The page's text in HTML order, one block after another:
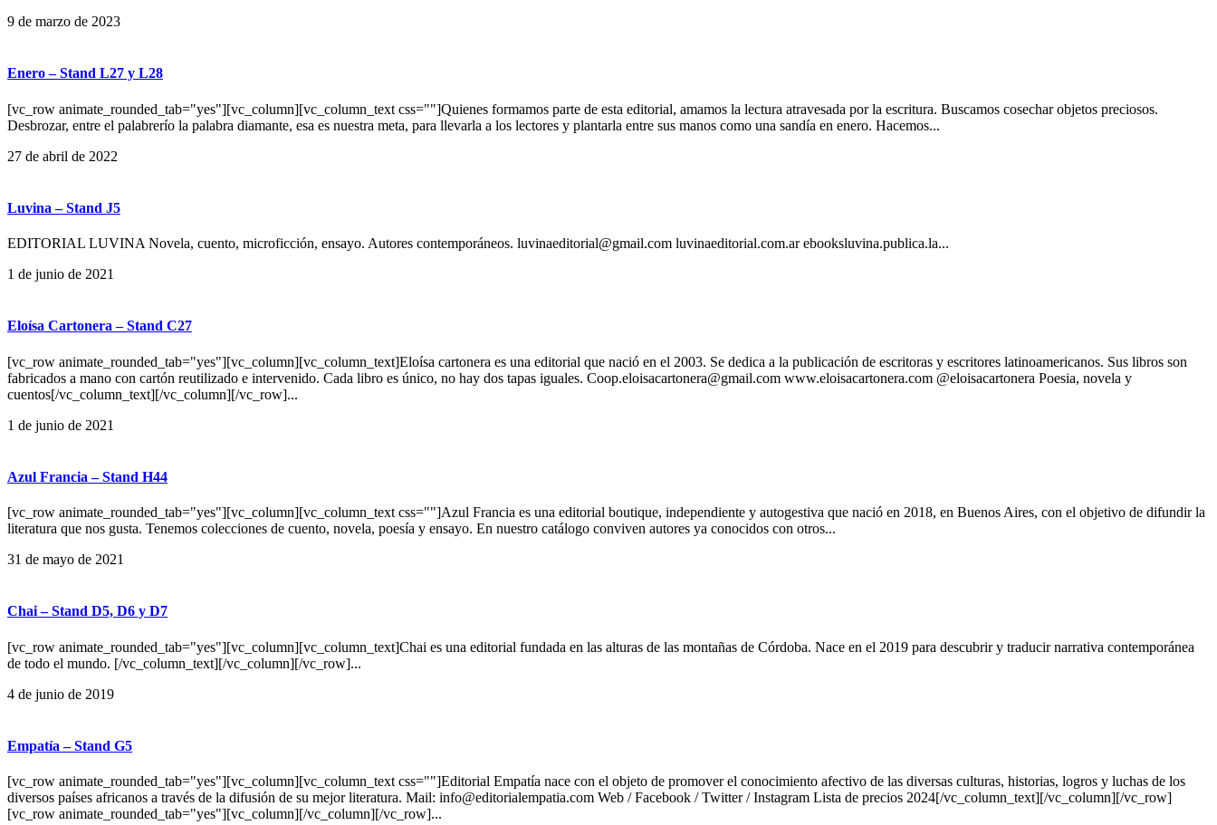
9 de marzo de 2023
Enero – Stand L27 y L28
[vc_row animate_rounded_tab="yes"][vc_column][vc_column_text css=""]Quienes formamos parte de esta editorial, amamos la lectura atravesada por la escritura. Buscamos cosechar objetos preciosos.
Desbrozar, entre el palabrerío la palabra diamante, esa es nuestra meta, para llevarla a los lectores y plantarla entre sus manos como una sandía en enero. Hacemos...
27 de abril de 2022
Luvina – Stand J5
EDITORIAL LUVINA Novela, cuento, microficción, ensayo. Autores contemporáneos. luvinaeditorial@gmail.com luvinaeditorial.com.ar ebooksluvina.publica.la...
1 de junio de 2021
Eloísa Cartonera – Stand C27
[vc_row animate_rounded_tab="yes"][vc_column][vc_column_text]Eloísa cartonera es una editorial que nació en el 2003. Se dedica a la publicación de escritoras y escritores latinoamericanos. Sus libros son
fabricados a mano con cartón reutilizado e intervenido. Cada libro es único, no hay dos tapas iguales. Coop.eloisacartonera@gmail.com www.eloisacartonera.com @eloisacartonera Poesia, novela y
cuentos[/vc_column_text][/vc_column][/vc_row]...
1 de junio de 2021
Azul Francia – Stand H44
[vc_row animate_rounded_tab="yes"][vc_column][vc_column_text css=""]Azul Francia es una editorial boutique, independiente y autogestiva que nació en 2018, en Buenos Aires, con el objetivo de difundir la
literatura que nos gusta. Tenemos colecciones de cuento, novela, poesía y ensayo. En nuestro catálogo conviven autores ya conocidos con otros...
31 de mayo de 2021
Chai – Stand D5, D6 y D7
[vc_row animate_rounded_tab="yes"][vc_column][vc_column_text]Chai es una editorial fundada en las alturas de las montañas de Córdoba. Nace en el 2019 para descubrir y traducir narrativa contemporánea
de todo el mundo. [/vc_column_text][/vc_column][/vc_row]...
4 de junio de 2019
Empatía – Stand G5
[vc_row animate_rounded_tab="yes"][vc_column][vc_column_text css=""]Editorial Empatía nace con el objeto de promover el conocimiento afectivo de las diversas culturas, historias, logros y luchas de los
diversos países africanos a través de la difusión de su mejor literatura. Mail: info@editorialempatia.com Web / Facebook / Twitter / Instagram Lista de precios 2024[/vc_column_text][/vc_column][/vc_row]
[vc_row animate_rounded_tab="yes"][vc_column][/vc_column][/vc_row]...